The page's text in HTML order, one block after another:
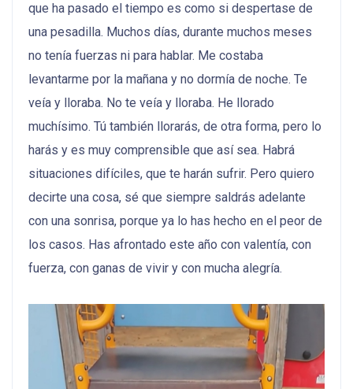
que ha pasado el tiempo es como si despertase de
una pesadilla. Muchos días, durante muchos meses
no tenía fuerzas ni para hablar. Me costaba
levantarme por la mañana y no dormía de noche. Te
veía y lloraba. No te veía y lloraba. He llorado
muchísimo. Tú también llorarás, de otra forma, pero lo
harás y es muy comprensible que así sea. Habrá
situaciones difíciles, que te harán sufrir. Pero quiero
decirte una cosa, sé que siempre saldrás adelante
con una sonrisa, porque ya lo has hecho en el peor de
los casos. Has afrontado este año con valentía, con
fuerza, con ganas de vivir y con mucha alegría.